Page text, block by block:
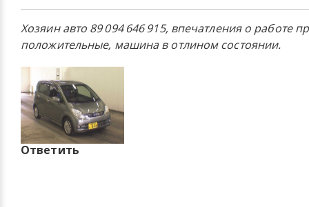
Хозяин авто 89 094 646 915, впечатления о работе
положительные, машина в отлином состоянии.
Ответить